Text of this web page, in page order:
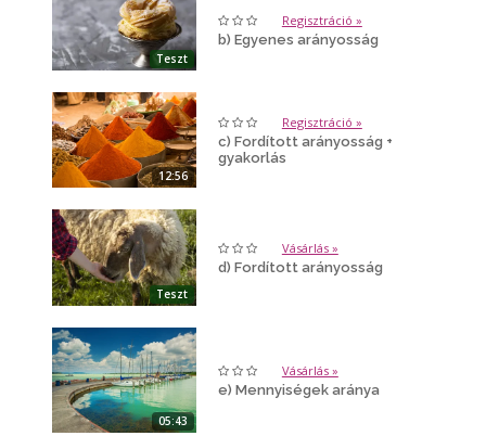
Teszt
Regisztráció »
b) Egyenes arányosság
12:56
Regisztráció »
c) Fordított arányosság +
gyakorlás
Teszt
Vásárlás »
d) Fordított arányosság
05:43
Vásárlás »
e) Mennyiségek aránya